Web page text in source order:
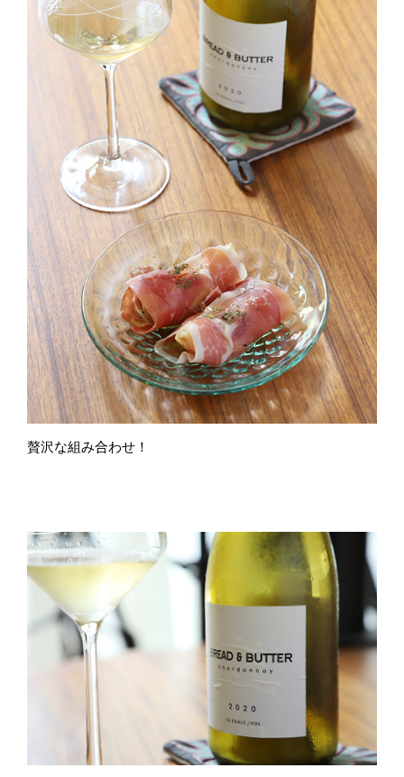
贅沢な組み合わせ！